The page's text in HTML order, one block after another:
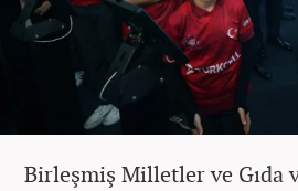
Birleşmiş Milletler ve Gıda